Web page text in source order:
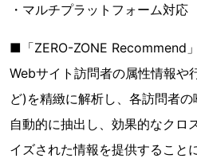
・マルチプラットフォーム対応
■「ZERO-ZONE Recommend
Webサイト訪問者の属性情報や
ど)を精緻に解析し、各訪問者
自動的に抽出し、効果的なクロ
イズされた情報を提供すること